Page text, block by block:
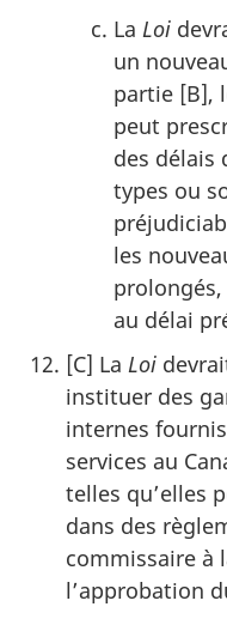
La Loi
un
partie [B],
peut
des délais
types ou
les
au délai
[C] La Loi
instituer des
internes
services au
telles qu’elles
dans des
commissaire à
l’approbation